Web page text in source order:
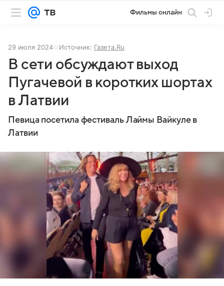
Фильмы онлайн
29 июля 2024 Источник: Газета.Ru
В сети обсуждают выход
Пугачевой в коротких шортах
в Латвии
Певица посетила фестиваль Лаймы Вайкуле в
Латвии